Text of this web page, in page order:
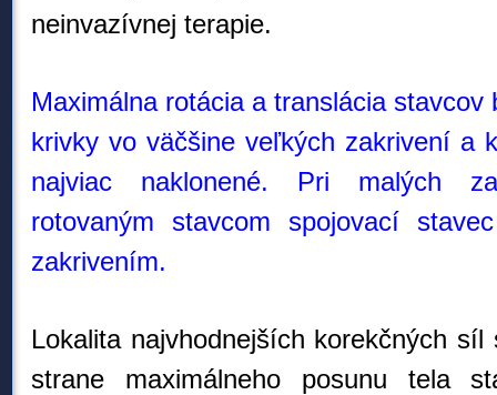
neinvazívnej terapie.
Maximálna rotácia a translácia
krivky vo väčšine veľkých zakrivení a k
najviac naklonené. Pri malých
rotovaným stavcom spojovací
zakrivením.
Lokalita najvhodnejších korekčných
strane maximálneho posunu tela